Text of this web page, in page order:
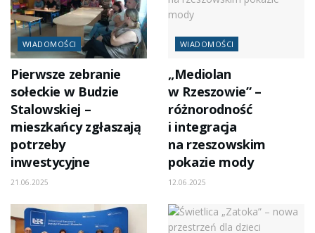
WIADOMOŚCI
Pierwsze zebranie
sołeckie w Budzie
Stalowskiej –
mieszkańcy zgłaszają
potrzeby
inwestycyjne
21.06.2025
WIADOMOŚCI
„Mediolan
w Rzeszowie” –
różnorodność
i integracja
na rzeszowskim
pokazie mody
12.06.2025